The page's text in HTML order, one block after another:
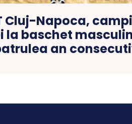
Cluj-Napoca,
la baschet
an